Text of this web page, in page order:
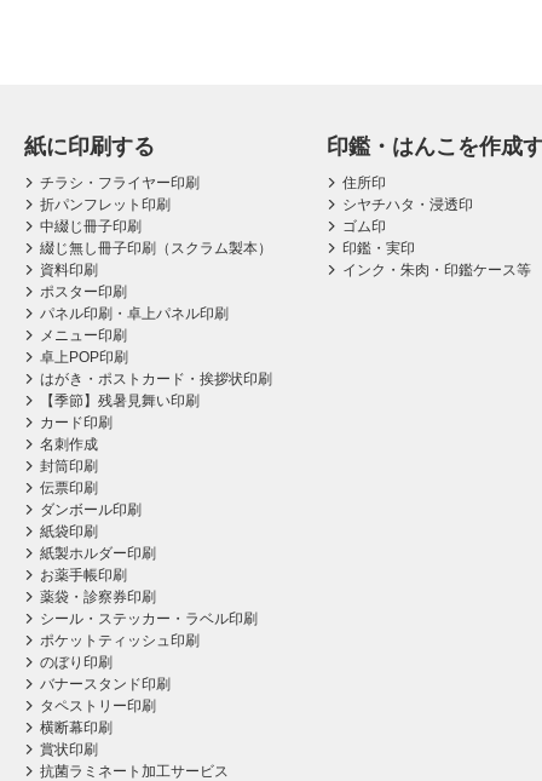
紙に印刷する
チラシ・フライヤー印刷
折パンフレット印刷
中綴じ冊子印刷
綴じ無し冊子印刷（スクラム製本）
資料印刷
ポスター印刷
パネル印刷・卓上パネル印刷
メニュー印刷
卓上POP印刷
はがき・ポストカード・挨拶状印刷
【季節】残暑見舞い印刷
カード印刷
名刺作成
封筒印刷
伝票印刷
ダンボール印刷
紙袋印刷
紙製ホルダー印刷
お薬手帳印刷
薬袋・診察券印刷
シール・ステッカー・ラベル印刷
ポケットティッシュ印刷
のぼり印刷
バナースタンド印刷
タペストリー印刷
横断幕印刷
賞状印刷
抗菌ラミネート加工サービス
印鑑・はんこを作成
住所印
シヤチハタ・浸透印
ゴム印
印鑑・実印
インク・朱肉・印鑑ケース等